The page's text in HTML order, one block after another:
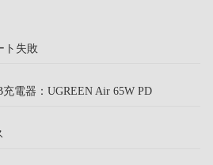
ト失敗
電器：UGREEN Air 65W PD